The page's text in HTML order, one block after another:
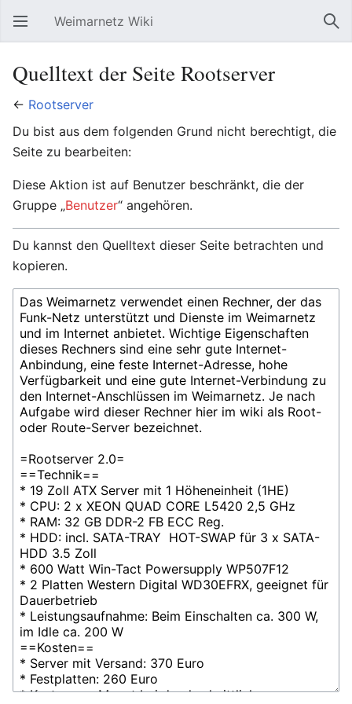
Hauptmenü öffnen Weimarnetz Wiki
Quelltext der Seite Rootserver
← Rootserver
Du bist aus dem folgenden Grund nicht berechtigt, die
Seite zu bearbeiten:
Diese Aktion ist auf Benutzer beschränkt, die der
Gruppe „Benutzer“ angehören.
Du kannst den Quelltext dieser Seite betrachten und
kopieren.